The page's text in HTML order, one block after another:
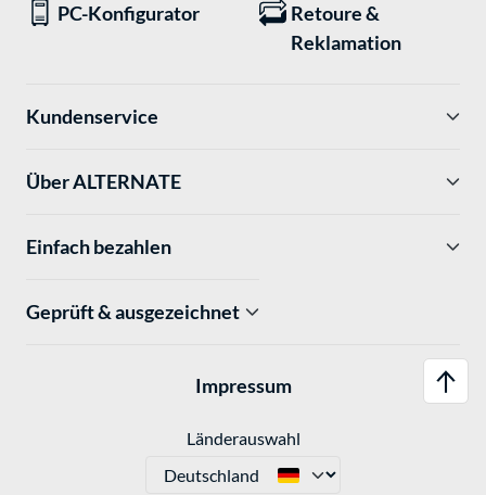
PC-Konfigurator
Retoure &
Reklamation
Kundenservice
Über ALTERNATE
Einfach bezahlen
Geprüft & ausgezeichnet
Impressum
Länderauswahl